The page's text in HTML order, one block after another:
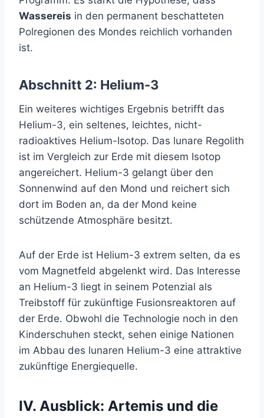
Wassereis in den permanent beschatteten
Polregionen des Mondes reichlich vorhanden
ist.
Abschnitt 2: Helium-3
Ein weiteres wichtiges Ergebnis betrifft das
Helium-3, ein seltenes, leichtes, nicht-
radioaktives Helium-Isotop. Das lunare Regolith
ist im Vergleich zur Erde mit diesem Isotop
angereichert. Helium-3 gelangt über den
Sonnenwind auf den Mond und reichert sich
dort im Boden an, da der Mond keine
schützende Atmosphäre besitzt.
Auf der Erde ist Helium-3 extrem selten, da es
vom Magnetfeld abgelenkt wird. Das Interesse
an Helium-3 liegt in seinem Potenzial als
Treibstoff für zukünftige Fusionsreaktoren auf
der Erde. Obwohl die Technologie noch in den
Kinderschuhen steckt, sehen einige Nationen
im Abbau des lunaren Helium-3 eine attraktive
zukünftige Energiequelle.
IV. Ausblick: Artemis und die